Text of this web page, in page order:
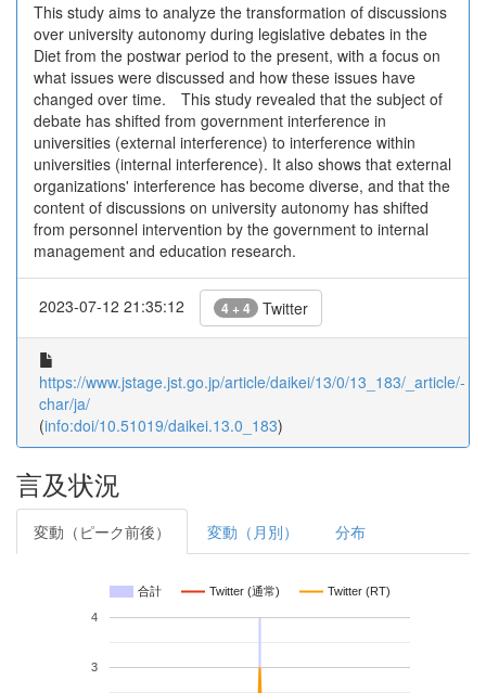
This study aims to analyze the transformation of discussions
over university autonomy during legislative debates in the
Diet from the postwar period to the present, with a focus on
what issues were discussed and how these issues have
changed over time. This study revealed that the subject of
debate has shifted from government interference in
universities (external interference) to interference within
universities (internal interference). It also shows that external
organizations' interference has become diverse, and that the
content of discussions on university autonomy has shifted
from personnel intervention by the government to internal
management and education research.
2023-07-12 21:35:12 4 + 4 Twitter
https://www.jstage.jst.go.jp/article/daikei/13/0/13_183/_article/-
char/ja/
(info:doi/10.51019/daikei.13.0_183)
言及状況
変動（ピーク前後） 変動（月別） 分布
合計 Twitter (通常) Twitter (RT)
3
4